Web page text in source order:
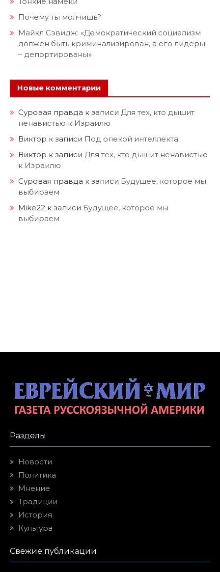
Почему ты молчишь?
Майкл Сэвидж: «Демократический социализм
должен быть криминализирован, а его лидеры
– депортированы»
Новые комментарии
Суровая правда к записи Для тех, кто дышит
ненавистью к Израилю
Виктор к записи Под опекой интеллекта
Виктор к записи Для тех, кто дышит ненавистью
к Израилю
Суровая правда к записи Будущее, которое мы
выбираем
Mike22 к записи Будущее, которое мы
выбираем
Разделы
Новости
Политика
Мнение
Традиции
История
Культура
Свежие публикации